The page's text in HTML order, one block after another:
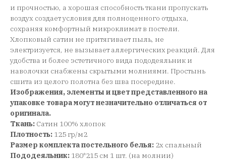
и прочностью, а хорошая способность ткани пропускать
воздух создает условия для полноценного отдыха,
сохраняя комфортный микроклимат в постели.
Хлопковый сатин не притягивает пыль, не
электризуется, не вызывает аллергических реакций. Для
удобства и более эстетичного вида пододеяльник и
наволочки снабжены скрытыми молниями. Простынь
сшита из целого полотна без шва посередине.
Изображения, элементы и цвет представленного на
упаковке товара могут незначительно отличаться от
оригинала.
Ткань: Сатин 100% хлопок
Плотность: 125 гр/м2
Размер комплекта постельного белья: 2х спальный
Пододеяльник: 180*215 см 1 шт. (на молнии)